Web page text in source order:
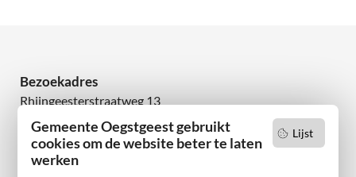
Lijst
Gemeente Oegstgeest gebruikt
cookies om de website beter te laten
werken
Bezoekadres
Rhijngeesterstraatweg 13
2342 AN Oegstgeest
Wilt u niets missen?